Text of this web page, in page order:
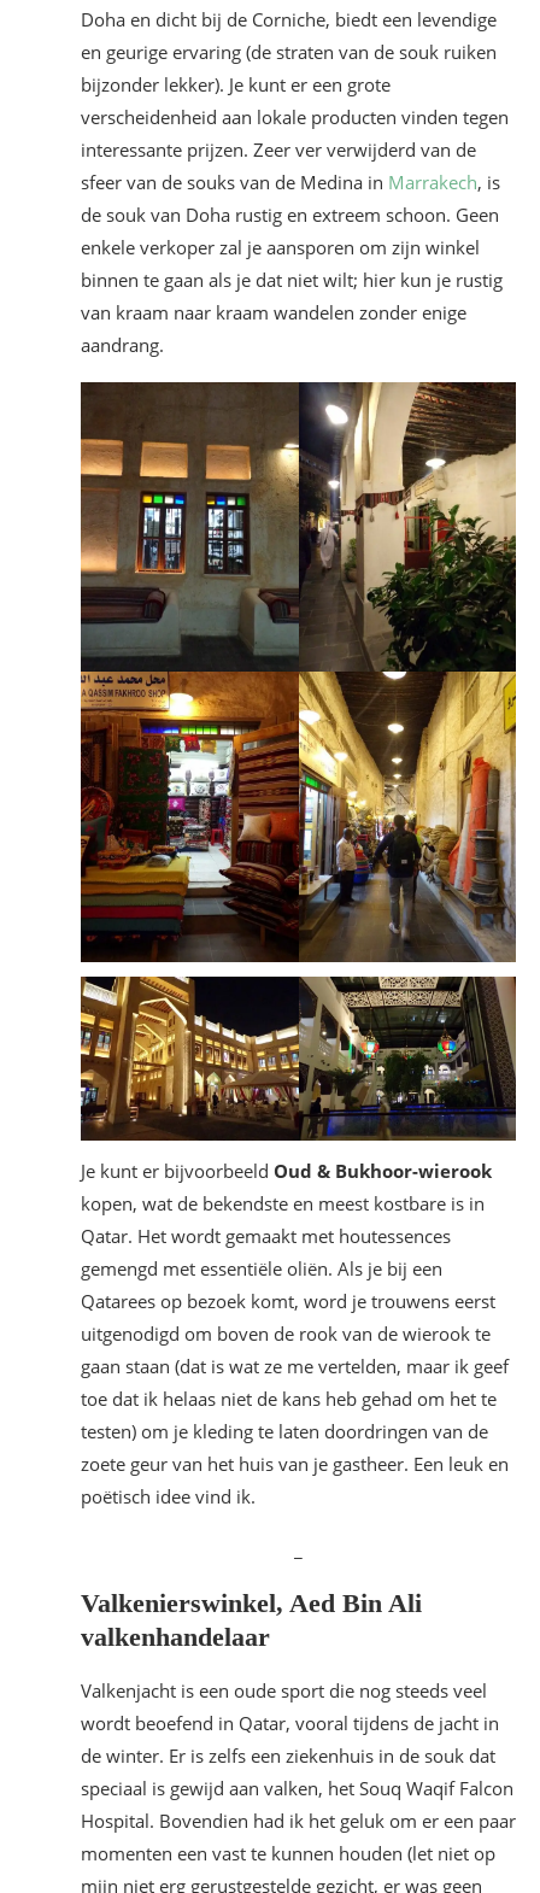
Doha en dicht bij de Corniche, biedt een levendige
en geurige ervaring (de straten van de souk ruiken
bijzonder lekker). Je kunt er een grote
verscheidenheid aan lokale producten vinden tegen
interessante prijzen. Zeer ver verwijderd van de
sfeer van de souks van de Medina in Marrakech, is
de souk van Doha rustig en extreem schoon. Geen
enkele verkoper zal je aansporen om zijn winkel
binnen te gaan als je dat niet wilt; hier kun je rustig
van kraam naar kraam wandelen zonder enige
aandrang.
Je kunt er bijvoorbeeld Oud & Bukhoor-wierook
kopen, wat de bekendste en meest kostbare is in
Qatar. Het wordt gemaakt met houtessences
gemengd met essentiële oliën. Als je bij een
Qatarees op bezoek komt, word je trouwens eerst
uitgenodigd om boven de rook van de wierook te
gaan staan (dat is wat ze me vertelden, maar ik geef
toe dat ik helaas niet de kans heb gehad om het te
testen) om je kleding te laten doordringen van de
zoete geur van het huis van je gastheer. Een leuk en
poëtisch idee vind ik.
Valkenierswinkel, Aed Bin Ali
valkenhandelaar
Valkenjacht is een oude sport die nog steeds veel
wordt beoefend in Qatar, vooral tijdens de jacht in
de winter. Er is zelfs een ziekenhuis in de souk dat
speciaal is gewijd aan valken, het Souq Waqif Falcon
Hospital. Bovendien had ik het geluk om er een paar
momenten een vast te kunnen houden (let niet op
mijn niet erg gerustgestelde gezicht, er was geen